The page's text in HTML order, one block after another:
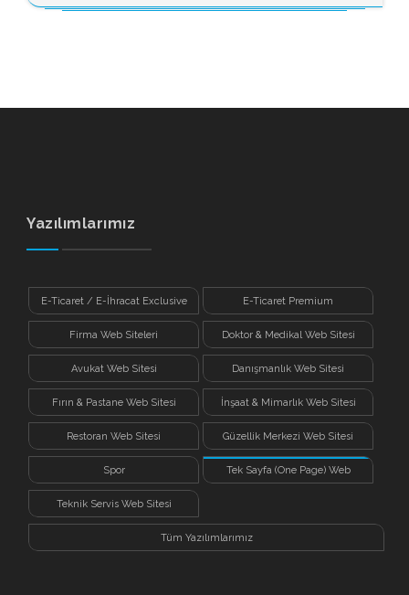
Yazılımlarımız
E-Ticaret / E-İhracat Exclusive E-Ticaret Premium
Firma Web Siteleri Doktor & Medikal Web Sitesi
Avukat Web Sitesi Danışmanlık Web Sitesi
Fırın & Pastane Web Sitesi İnşaat & Mimarlık Web Sitesi
Restoran Web Sitesi Güzellik Merkezi Web Sitesi
Spor Tek Sayfa (One Page) Web
Teknik Servis Web Sitesi
Tüm Yazılımlarımız